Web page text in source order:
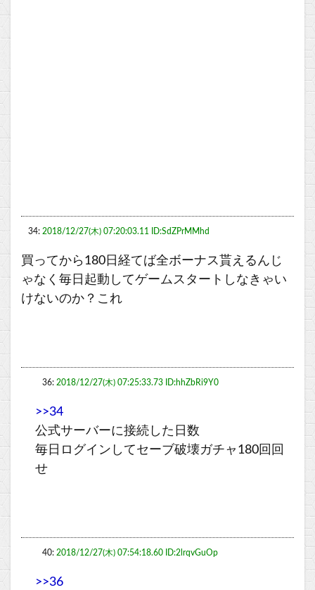
34: 2018/12/27(木) 07:20:03.11 ID:SdZPrMMhd
買ってから180日経てば全ボーナス貰えるんじ
ゃなく毎日起動してゲームスタートしなきゃい
けないのか？これ
36: 2018/12/27(木) 07:25:33.73 ID:hhZbRi9Y0
>>34
公式サーバーに接続した日数
毎日ログインしてセーブ破壊ガチャ180回回
せ
40: 2018/12/27(木) 07:54:18.60 ID:2lrqvGuOp
>>36